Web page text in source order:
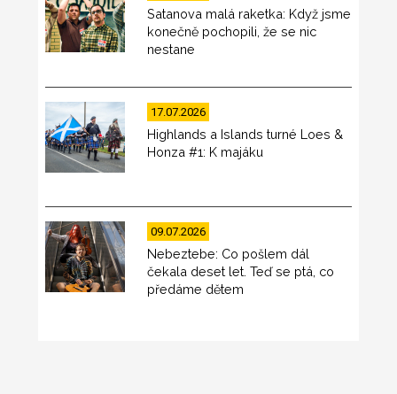
Satanova malá raketka: Když jsme
konečně pochopili, že se nic
nestane
17.07.2026
Highlands a Islands turné Loes &
Honza #1: K majáku
09.07.2026
Nebeztebe: Co pošlem dál
čekala deset let. Teď se ptá, co
předáme dětem